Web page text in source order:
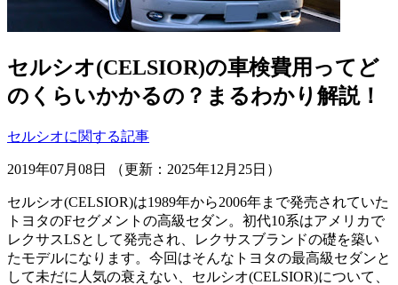
セルシオ(CELSIOR)の車検費用ってど
のくらいかかるの？まるわかり解説！
セルシオに関する記事
2019年07月08日 （更新：2025年12月25日）
セルシオ(CELSIOR)は1989年から2006年まで発売されていた
トヨタのFセグメントの高級セダン。初代10系はアメリカで
レクサスLSとして発売され、レクサスブランドの礎を築い
たモデルになります。今回はそんなトヨタの最高級セダンと
して未だに人気の衰えない、セルシオ(CELSIOR)について、